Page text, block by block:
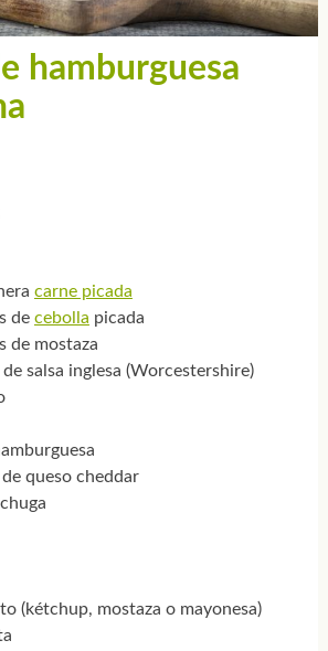
hamburguesa
carne picada
de cebolla picada
de mostaza
salsa inglesa (Worcestershire)
queso cheddar
(kétchup, mostaza o mayonesa)